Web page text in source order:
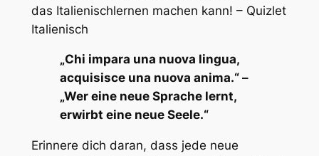
das Italienischlernen machen kann! – Quizlet
Italienisch
„Chi impara una nuova lingua,
acquisisce una nuova anima.“ –
„Wer eine neue Sprache lernt,
erwirbt eine neue Seele.“
Erinnere dich daran, dass jede neue